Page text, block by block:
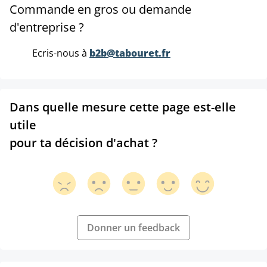
Commande en gros ou demande
d'entreprise ?
Ecris-nous à b2b@tabouret.fr
Dans quelle mesure cette page est-elle
utile
pour ta décision d'achat ?
Donner un feedback